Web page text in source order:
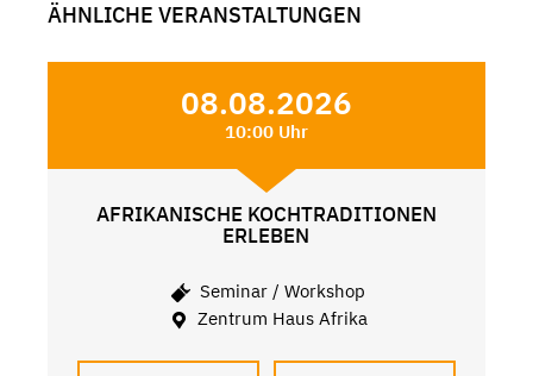
ÄHNLICHE VERANSTALTUNGEN
08.08.2026
10:00 Uhr
AFRIKANISCHE KOCHTRADITIONEN
ERLEBEN
Seminar / Workshop
Zentrum Haus Afrika